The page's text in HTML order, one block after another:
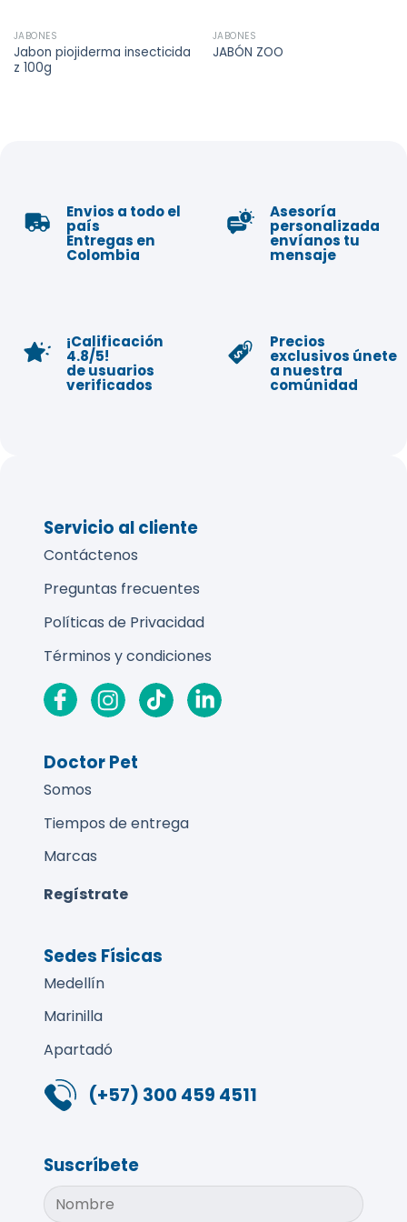
JABONES
Jabon piojiderma insecticida
z 100g
JABONES
JABÓN ZOO
Envios a todo el
país
Entregas en
Colombia
Asesoría
personalizada
envíanos tu
mensaje
¡Calificación
4.8/5!
de usuarios
verificados
Precios
exclusivos únete
a nuestra
comúnidad
Servicio al cliente
Contáctenos
Preguntas frecuentes
Políticas de Privacidad
Términos y condiciones
Doctor Pet
Somos
Tiempos de entrega
Marcas
Regístrate
Sedes Físicas
Medellín
Marinilla
Apartadó
(+57) 300 459 4511
Suscríbete